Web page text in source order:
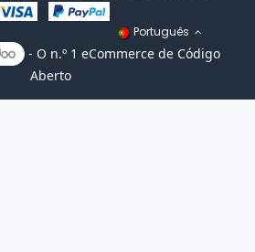
Português
- O n.º 1 eCommerce de Código
Aberto